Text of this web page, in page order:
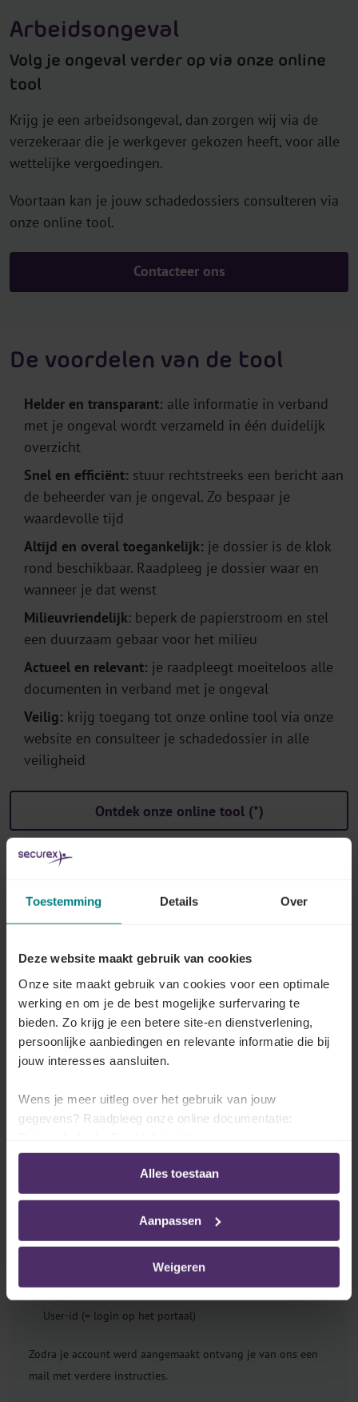
Toestemming Details Over
Deze website maakt gebruik van cookies
Onze site maakt gebruik van cookies voor een optimale
werking en om je de best mogelijke surfervaring te
bieden. Zo krijg je een betere site-en dienstverlening,
persoonlijke aanbiedingen en relevante informatie die bij
jouw interesses aansluiten.
Wens je meer uitleg over het gebruik van jouw
gegevens? Raadpleeg onze online documentatie:
Alles toestaan
Aanpassen
Weigeren
Arbeidsongeval
Volg je ongeval verder op via onze online
tool
Krijg je een arbeidsongeval, dan zorgen wij via de
verzekeraar die je werkgever gekozen heeft, voor alle
wettelijke vergoedingen.
Voortaan kan je jouw schadedossiers consulteren via
onze online tool.
Contacteer ons
De voordelen van de tool
Helder en transparant: alle informatie in verband
met je ongeval wordt verzameld in één duidelijk
overzicht
Snel en efficiënt: stuur rechtstreeks een bericht aan
de beheerder van je ongeval. Zo bespaar je
waardevolle tijd
Altijd en overal toegankelijk: je dossier is de klok
rond beschikbaar. Raadpleeg je dossier waar en
wanneer je dat wenst
Milieuvriendelijk: beperk de papierstroom en stel
een duurzaam gebaar voor het milieu
Actueel en relevant: je raadpleegt moeiteloos alle
documenten in verband met je ongeval
Veilig: krijg toegang tot onze online tool via onze
website en consulteer je schadedossier in alle
veiligheid
Ontdek onze online tool (*)
1) Je bent klant en je hebt noggeen login en paswoordvoor
Vraag gratis toegang via "Login aanvragen" op onze
ook toegang vragen tot de online tools van verzekeringen.
Je ontvangt dan een e-mail met de vraag om in een
webformulier aan te geven tot welke verzekeringstool(s) je
toegang wenst. Vervolgens krijg je een e-mail met je login en
Vanaf dat moment heb je met jouw gegevens toegang tot de
Securex-site.
2) Je bent klant en je beschiktalovereen login en een
paswoordvoor een andere Securex-toepassing:
Stuur dan een e-mail naarinsurance@securex.be
Aanvraag ‘Mijn verzekeringen’
User-id (= login op het portaal)
Zodra je account werd aangemaakt ontvang je van ons een
mail met verdere instructies.